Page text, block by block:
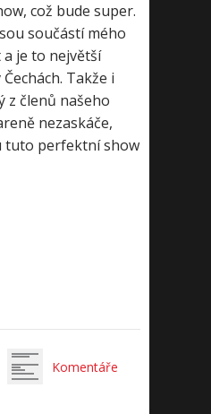
což bude super.
součástí mého
je to největší
Takže i
z členů našeho
nezaskáče,
tuto perfektní show
Komentáře